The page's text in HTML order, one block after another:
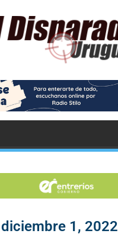
1, 2022